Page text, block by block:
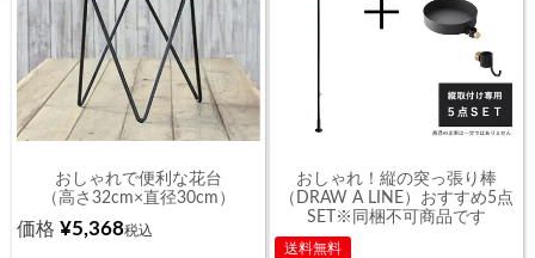
おしゃれで便利な花台
（高さ32cm×直径30cm）
価格 ¥5,368税込
おしゃれ！縦の突っ張り棒
（DRAW A LINE）おすすめ5点
SET※同梱不可商品です
送料無料